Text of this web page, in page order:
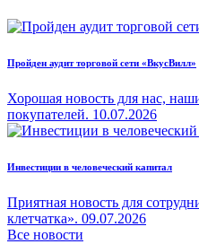
Пройден аудит торговой сети «ВкусВилл»
Хорошая новость для нас,
покупателей. 10.07.2026
Инвестиции в человеческий капитал
Приятная новость для
клетчатка». 09.07.2026
Все новости